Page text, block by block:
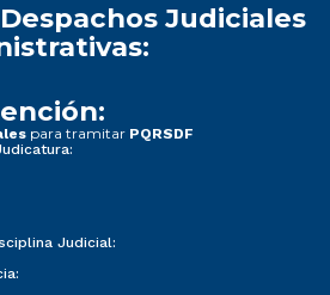
Judiciales
para tramitar PQRSDF
Judicial: